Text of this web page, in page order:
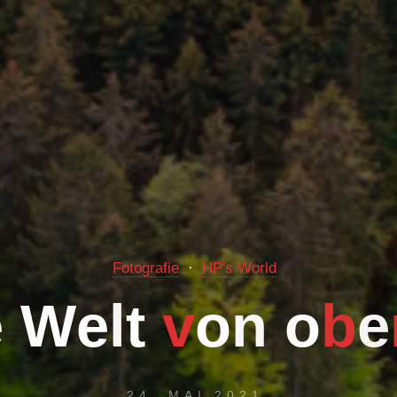
Fotografie HP's World
Welt von obe